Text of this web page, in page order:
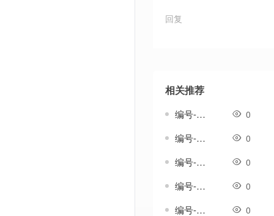
回复
相关推荐
编号-雄浑套-传奇分体剑甲素材 0
编号-雅生涟套-传奇一体剑甲素材 0
编号-雨吟套-传奇一体剑甲素材 0
编号-雨纹套-传奇一体剑甲素材 0
编号-雨织纹套-传奇一体剑甲素材 0